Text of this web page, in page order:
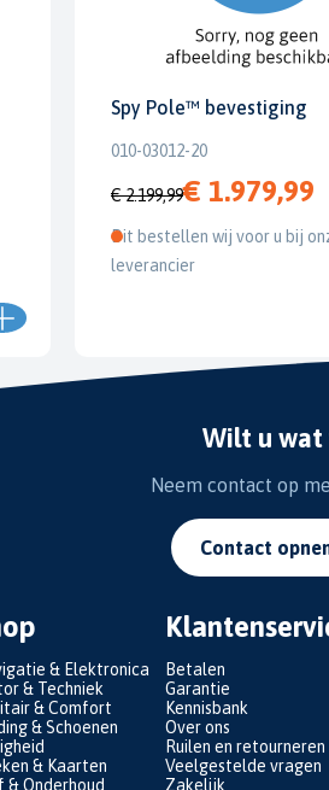
Spy Pole™ bevestiging
010-03012-20
€ 2.199,99€ 1.979,99
Dit bestellen wij voor u bij
leverancier
Wilt u wat
Neem contact op
Contact
& Elektronica
& Techniek
& Comfort
& Schoenen
& Kaarten
& Onderhoud
Betalen
Garantie
Kennisbank
Over ons
Ruilen en retourneren
Veelgestelde vragen
Zakelijk